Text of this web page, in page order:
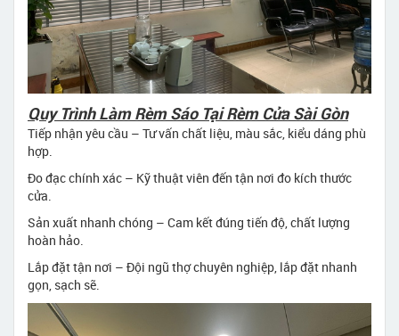
Quy Trình Làm Rèm Sáo Tại Rèm Cửa Sài Gòn
Tiếp nhận yêu cầu – Tư vấn chất liệu, màu sắc, kiểu dáng phù
hợp.
Đo đạc chính xác – Kỹ thuật viên đến tận nơi đo kích thước
cửa.
Sản xuất nhanh chóng – Cam kết đúng tiến độ, chất lượng
hoàn hảo.
Lắp đặt tận nơi – Đội ngũ thợ chuyên nghiệp, lắp đặt nhanh
gọn, sạch sẽ.